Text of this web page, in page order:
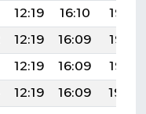
12:19 16:10
19:27
12:19 16:09
19:26
12:19 16:09
19:25
12:19 16:09
19:24